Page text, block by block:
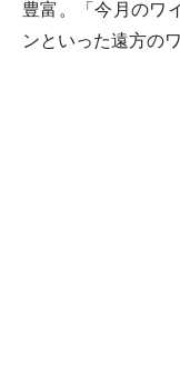
豊富。「今月のワ
ンといった遠方の